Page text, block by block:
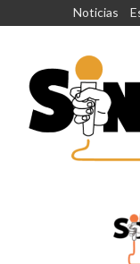
Noticias